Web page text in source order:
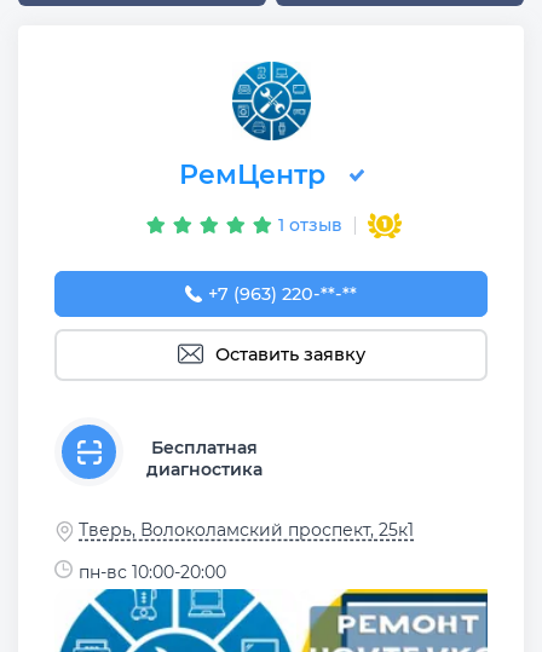
РемЦентр
1 отзыв
+7 (963) 220-12-19
+7 (963) 220-**-**
Оставить заявку
Бесплатная
диагностика
Тверь, Волоколамский проспект, 25к1
пн-вс 10:00-20:00